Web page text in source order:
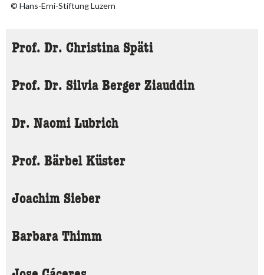
© Hans-Erni-Stiftung Luzern
Prof. Dr. Christina Späti
Prof. Dr. Silvia Berger Ziauddin
Dr. Naomi Lubrich
Prof. Bärbel Küster
Joachim Sieber
Barbara Thimm